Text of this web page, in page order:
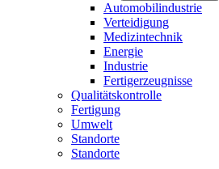
Automobilindustrie
Verteidigung
Medizintechnik
Energie
Industrie
Fertigerzeugnisse
Qualitätskontrolle
Fertigung
Umwelt
Standorte
Standorte